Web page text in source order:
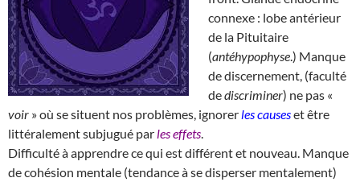
connexe : lobe antérieur
de la Pituitaire
(antéhypophyse.) Manque
de discernement, (faculté
dediscriminer) ne pas «
voir » où se situent nos problèmes, ignorer les causeset être
littéralement subjugué par les effets
Difficulté à apprendre ce qui est différent et nouveau. Manque
de cohésion mentale (tendance à se disperser mentalement)